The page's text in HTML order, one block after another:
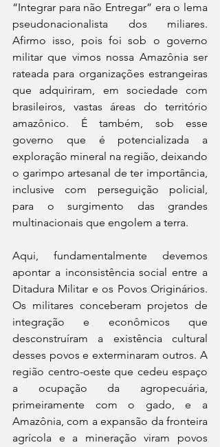
“Integrar para não Entregar” era o lema
pseudonacionalista dos miliares.
Afirmo isso, pois foi sob o governo
militar que vimos nossa Amazônia ser
rateada para organizações estrangeiras
que adquiriram, em sociedade com
brasileiros, vastas áreas do território
amazônico. É também, sob esse
governo que é potencializada a
exploração mineral na região, deixando
o garimpo artesanal de ter importância,
inclusive com perseguição policial,
para o surgimento das grandes
multinacionais que engolem a terra.
Aqui, fundamentalmente devemos
apontar a inconsistência social entre a
Ditadura Militar e os Povos Originários.
Os militares conceberam projetos de
integração e econômicos que
desconstruíram a existência cultural
desses povos e exterminaram outros. A
região centro-oeste que cedeu espaço
a ocupação da agropecuária,
primeiramente com o gado, e a
Amazônia, com a expansão da fronteira
agrícola e a mineração viram povos